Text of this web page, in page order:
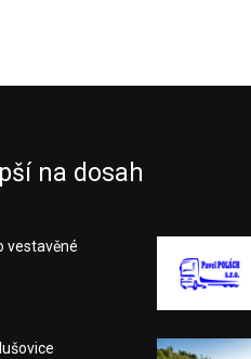
na dosah
vestavěné